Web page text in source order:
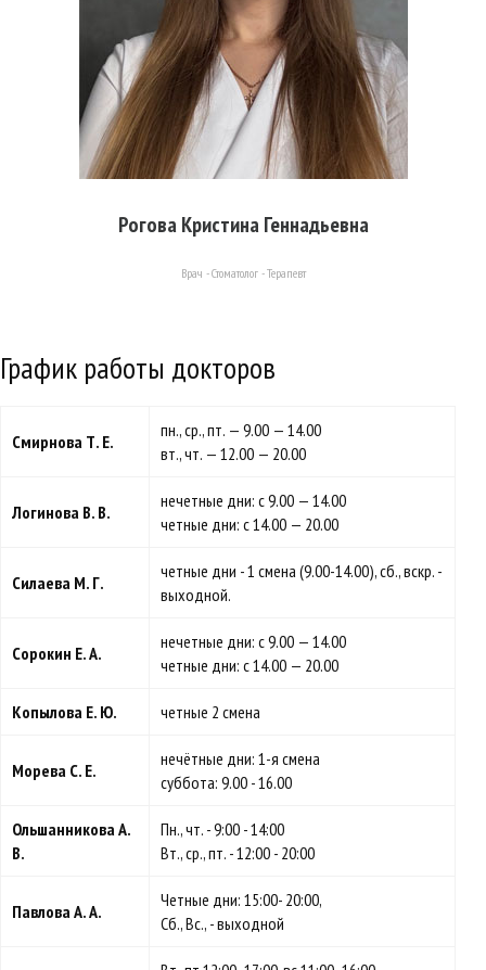
Рогова Кристина Геннадьевна
Врач - Стоматолог - Терапевт
График работы докторов
Смирнова Т. Е.
пн., ср., пт. — 9.00 — 14.00
вт., чт. — 12.00 — 20.00
Логинова В. В.
нечетные дни: с 9.00 — 14.00
четные дни: с 14.00 — 20.00
Силаева М. Г.
четные дни - 1 смена (9.00-14.00), сб., вскр. -
выходной.
Сорокин Е. А.
нечетные дни: с 9.00 — 14.00
четные дни: с 14.00 — 20.00
Копылова Е. Ю. четные 2 смена
Морева С. Е.
нечётные дни: 1-я смена
суббота: 9.00 - 16.00
Ольшанникова А.
В.
Пн., чт. - 9:00 - 14:00
Вт., ср., пт. - 12:00 - 20:00
Павлова А. А.
Четные дни: 15:00- 20:00,
Сб., Вс., - выходной